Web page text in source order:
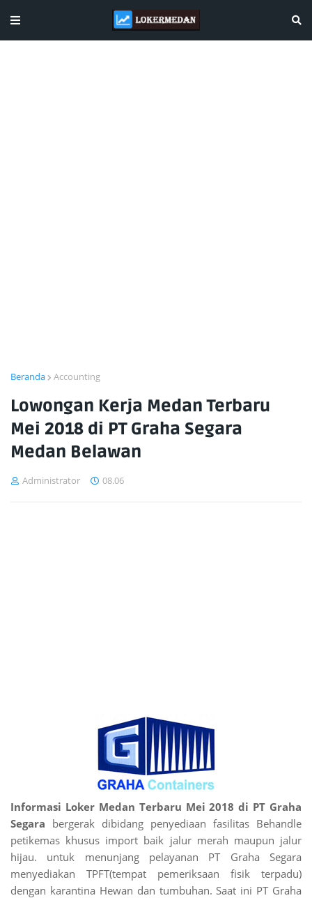
Beranda Accounting
Lowongan Kerja Medan Terbaru
Mei 2018 di PT Graha Segara
Medan Belawan
Administrator 08.06
Informasi Loker Medan Terbaru Mei 2018 di PT Graha
Segara bergerak dibidang penyediaan fasilitas Behandle
petikemas khusus import baik jalur merah maupun jalur
hijau. untuk menunjang pelayanan PT Graha Segara
menyediakan TPFT(tempat pemeriksaan fisik terpadu)
dengan karantina Hewan dan tumbuhan. Saat ini PT Graha